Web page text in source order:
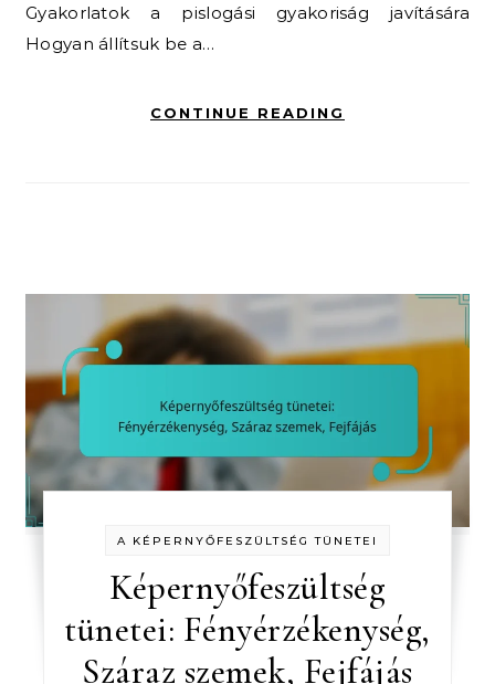
Gyakorlatok a pislogási gyakoriság javítására
Hogyan állítsuk be a…
CONTINUE READING
A KÉPERNYŐFESZÜLTSÉG TÜNETEI
Képernyőfeszültség
tünetei: Fényérzékenység,
Száraz szemek, Fejfájás